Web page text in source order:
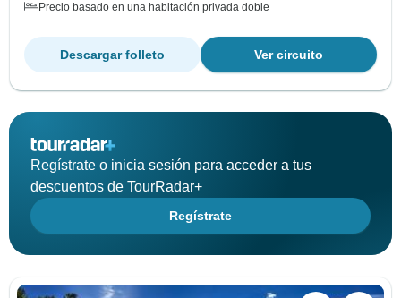
Precio basado en una habitación privada doble
Ver circuito
Descargar folleto
Regístrate o inicia sesión para acceder a tus
descuentos de TourRadar+
Regístrate